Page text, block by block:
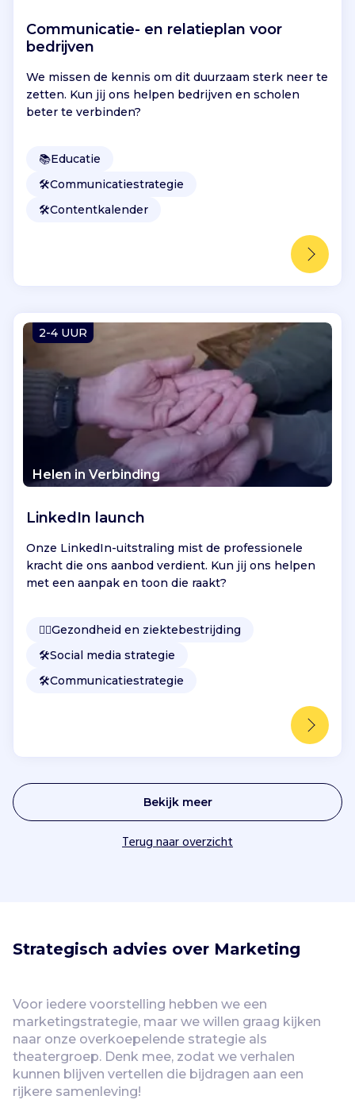
Communicatie- en relatieplan voor
bedrijven
We missen de kennis om dit duurzaam sterk neer te
zetten. Kun jij ons helpen bedrijven en scholen
beter te verbinden?
📚Educatie
🛠️Communicatiestrategie
🛠️Contentkalender
2-4 UUR
Helen in Verbinding
LinkedIn launch
Onze LinkedIn-uitstraling mist de professionele
kracht die ons aanbod verdient. Kun jij ons helpen
met een aanpak en toon die raakt?
👩‍⚕️Gezondheid en ziektebestrijding
🛠️Social media strategie
🛠️Communicatiestrategie
Bekijk meer
Terug naar overzicht
Strategisch advies over Marketing
Voor iedere voorstelling hebben we een
marketingstrategie, maar we willen graag kijken
naar onze overkoepelende strategie als
theatergroep. Denk mee, zodat we verhalen
kunnen blijven vertellen die bijdragen aan een
rijkere samenleving!